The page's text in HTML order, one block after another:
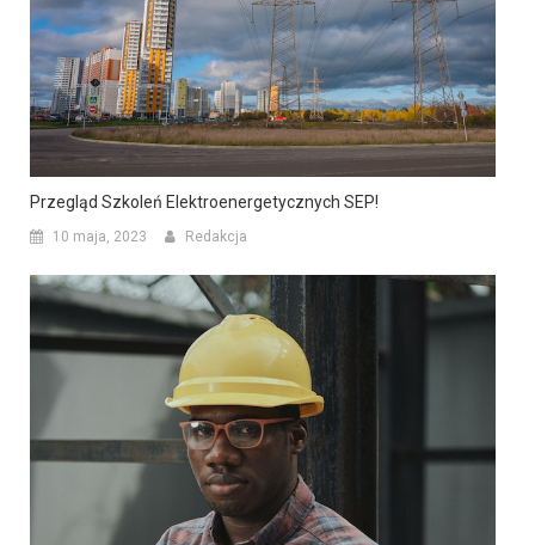
Przegląd Szkoleń Elektroenergetycznych SEP!
10 maja, 2023 Redakcja